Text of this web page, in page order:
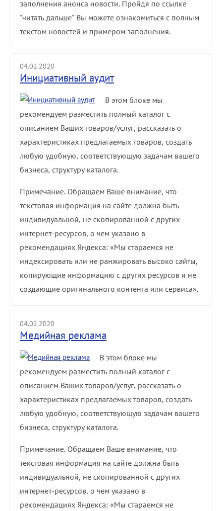
заполнения анонса новости. Пройдя по ссылке
"читать дальше" Вы можете ознакомиться с полным
текстом новостей и примером заполнения.
04.02.2020
Инициативный аудит
В этом блоке мы
рекомендуем разместить полный каталог с
описанием Ваших товаров/услуг, рассказать о
характеристиках предлагаемых товаров, создать
любую удобную, соответствующую задачам вашего
бизнеса, структуру каталога.
Примечание. Обращаем Ваше внимание, что
текстовая информация на сайте должна быть
индивидуальной, не скопированной с других
интернет-ресурсов, о чем указано в
рекомендациях Яндекса: «Мы стараемся не
индексировать или не ранжировать высоко сайты,
копирующие информацию с других ресурсов и не
создающие оригинального контента или сервиса».
04.02.2020
Медийная реклама
В этом блоке мы
рекомендуем разместить полный каталог с
описанием Ваших товаров/услуг, рассказать о
характеристиках предлагаемых товаров, создать
любую удобную, соответствующую задачам вашего
бизнеса, структуру каталога.
Примечание. Обращаем Ваше внимание, что
текстовая информация на сайте должна быть
индивидуальной, не скопированной с других
интернет-ресурсов, о чем указано в
рекомендациях Яндекса: «Мы стараемся не